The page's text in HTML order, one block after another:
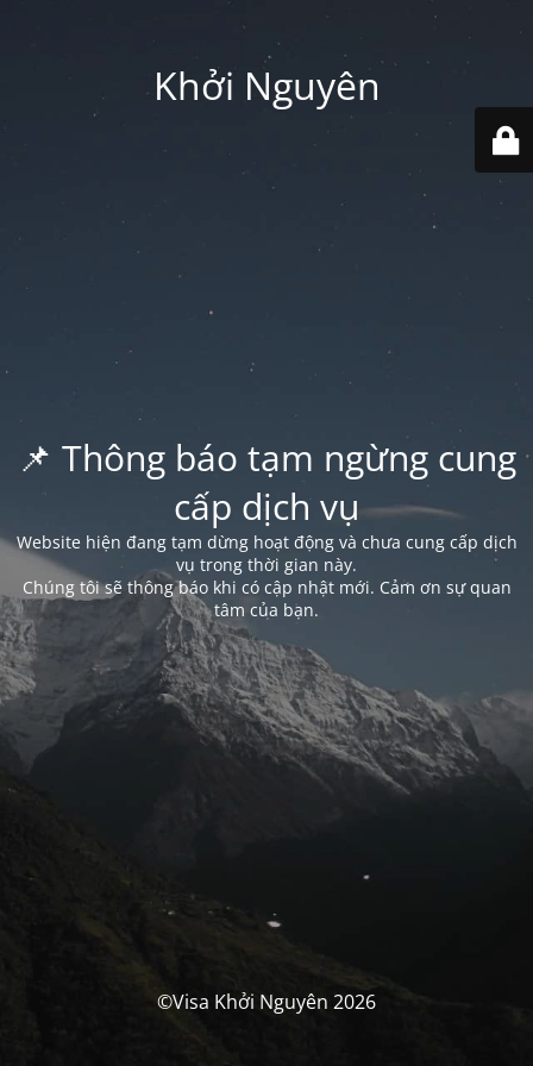
Khởi Nguyên
📌 Thông báo tạm ngừng cung
cấp dịch vụ
Website hiện đang tạm dừng hoạt động và chưa cung cấp dịch
vụ trong thời gian này.
Chúng tôi sẽ thông báo khi có cập nhật mới. Cảm ơn sự quan
tâm của bạn.
©Visa Khởi Nguyên 2026